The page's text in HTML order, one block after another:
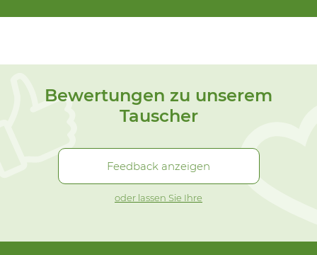
Bewertungen zu unserem
Tauscher
Feedback anzeigen
oder lassen Sie Ihre